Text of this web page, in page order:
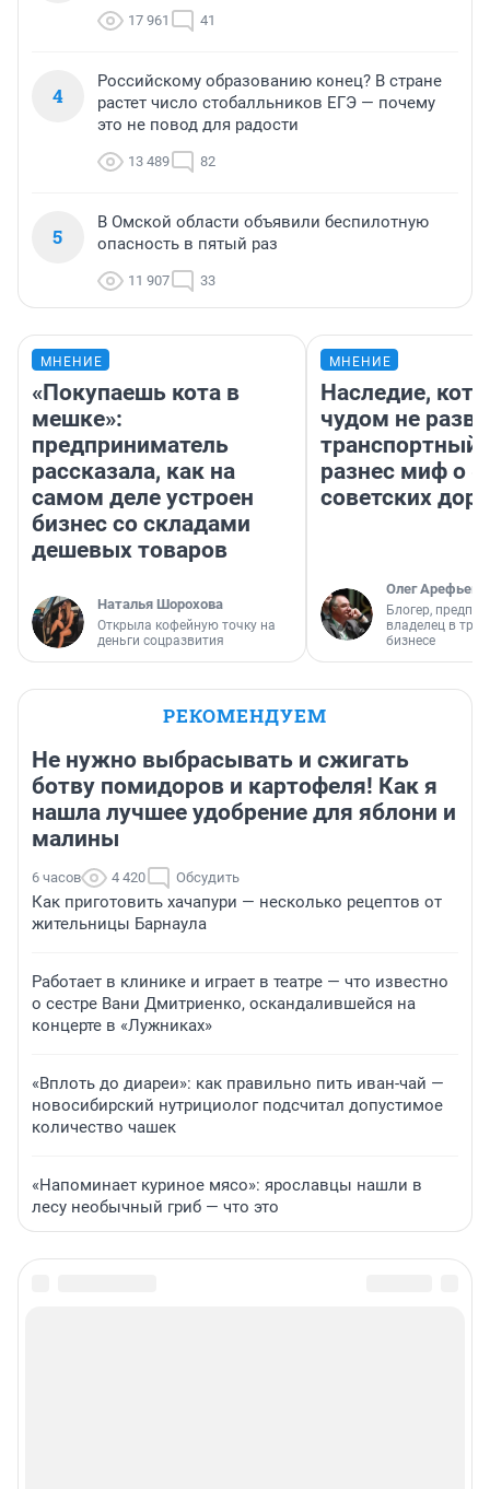
17 961 41
4
Российскому образованию конец? В стране
растет число стобалльников ЕГЭ — почему
это не повод для радости
13 489 82
5
В Омской области объявили беспилотную
опасность в пятый раз
11 907 33
МНЕНИЕ
«Покупаешь кота в
мешке»:
предприниматель
рассказала, как на
самом деле устроен
бизнес со складами
дешевых товаров
Наталья Шорохова
Открыла кофейную точку на
деньги соцразвития
МНЕНИЕ
Наследие,
чудом не
транспортный
разнес миф о
советских
Олег Арефьев
Блогер,
владелец в
бизнесе
РЕКОМЕНДУЕМ
Не нужно выбрасывать и сжигать
ботву помидоров и картофеля! Как я
нашла лучшее удобрение для яблони и
малины
6 часов 4 420 Обсудить
Как приготовить хачапури — несколько рецептов от
жительницы Барнаула
Работает в клинике и играет в театре — что известно
о сестре Вани Дмитриенко, оскандалившейся на
концерте в «Лужниках»
«Вплоть до диареи»: как правильно пить иван-чай —
новосибирский нутрициолог подсчитал допустимое
количество чашек
«Напоминает куриное мясо»: ярославцы нашли в
лесу необычный гриб — что это